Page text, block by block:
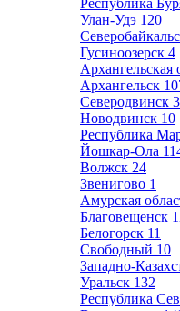
Республика
Улан-Удэ 120
Гусиноозерск 4
Архангельская
Архангельск
Северодвинск
Новодвинск 10
Республика
Йошкар-Ола
Волжск 24
Звенигово 1
Амурская
Благовещенск
Белогорск 11
Свободный 10
Западно-
Уральск 132
Республика